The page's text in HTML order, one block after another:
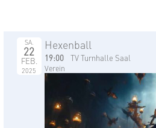
SA.
22
FEB.
2025
Hexenball
19:00 TV Turnhalle Saal
Verein